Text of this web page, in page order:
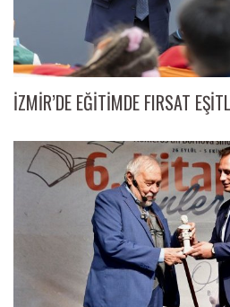
İZMİR’DE EĞİTİMDE FIRSAT